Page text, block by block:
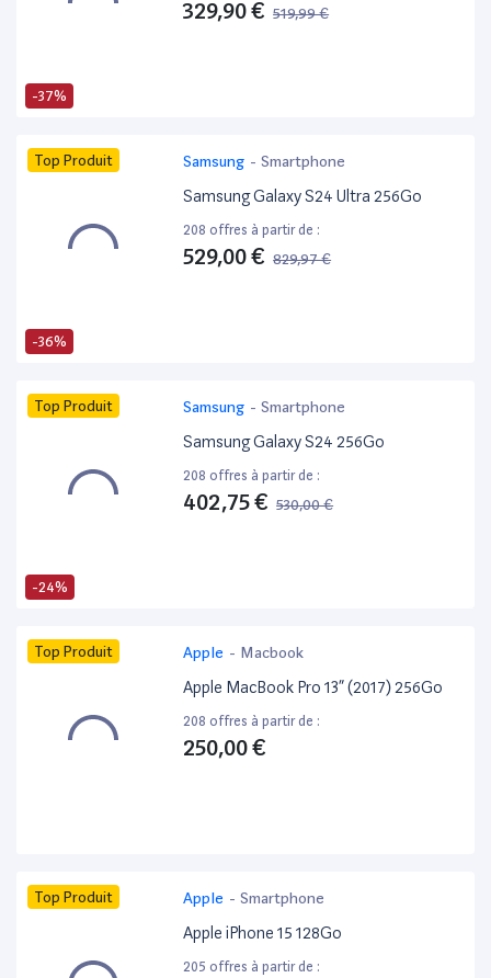
-37%
329,90 € 519,99 €
-36%
Top Produit Samsung - Smartphone
Samsung Galaxy S24 Ultra 256Go
208 offres à partir de :
529,00 € 829,97 €
-24%
Top Produit Samsung - Smartphone
Samsung Galaxy S24 256Go
208 offres à partir de :
402,75 € 530,00 €
Top Produit Apple - Macbook
Apple MacBook Pro 13” (2017) 256Go
208 offres à partir de :
250,00 €
Top Produit Apple - Smartphone
Apple iPhone 15 128Go
205 offres à partir de :